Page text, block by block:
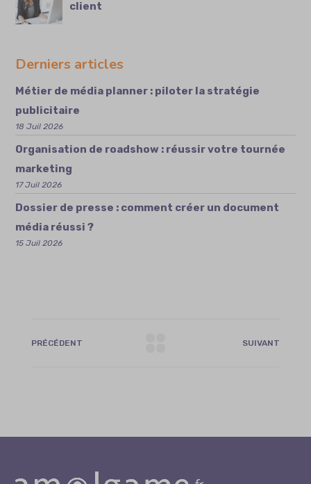
client
Derniers articles
Métier de média planner : piloter la stratégie
publicitaire
18 Juil 2026
Organisation de roadshow : réussir votre tournée
marketing
17 Juil 2026
Dossier de presse : comment créer un document
média réussi ?
15 Juil 2026
PRÉCÉDENT SUIVANT